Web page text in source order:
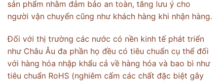
sản phẩm nhằm đảm bảo an toàn, tăng lưu ý cho
người vận chuyển cũng như khách hàng khi nhận hàng.
Đối với thị trường các nước có nền kinh tế phát triển
như Châu Âu đa phần họ đều có tiêu chuẩn cụ thể đối
với hàng hóa nhập khẩu cả về hàng hóa và bao bì như
tiêu chuẩn RoHS (nghiêm cấm các chất đặc biệt gây